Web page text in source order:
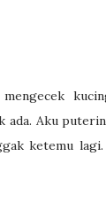
ada. Aku
ketemu